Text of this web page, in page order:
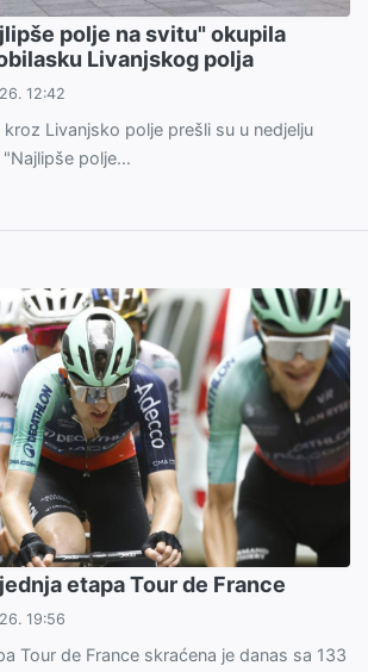
polje na svitu" okupila
Livanjskog polja
12:42
Livanjsko polje prešli su u nedjelju
polje...
etapa Tour de France
19:56
Tour de France skraćena je danas sa 133